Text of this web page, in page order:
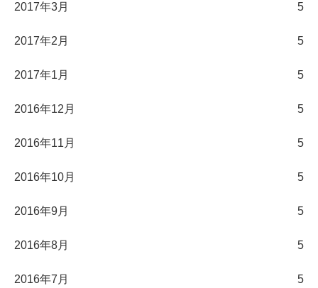
2017年3月 5
2017年2月 5
2017年1月 5
2016年12月 5
2016年11月 5
2016年10月 5
2016年9月 5
2016年8月 5
2016年7月 5